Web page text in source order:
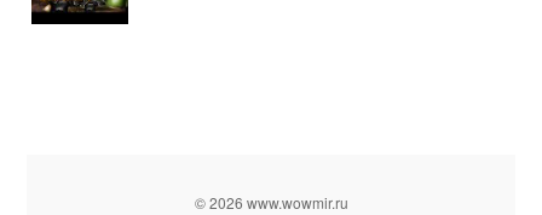
© 2026 www.wowmir.ru